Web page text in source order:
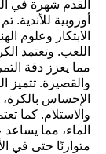
القدم شهرة في
أوروبية
الابتكار وعلوم
اللعب. وتعتمد
مما يعزز دقة
والقصيرة. تتميز
الإحساس بالكرة،
والاستلام. كما
الماء، مما
متوازنًا حتى في